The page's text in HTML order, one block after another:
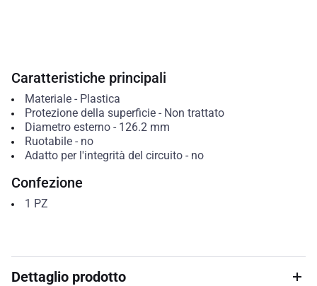
Caratteristiche principali
Materiale- Plastica
Protezione della superficie- Non trattato
Diametro esterno- 126.2 mm
Ruotabile- no
Adatto per l'integrità del circuito- no
Confezione
1 PZ
Dettaglio prodotto